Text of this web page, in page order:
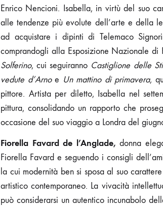
Enrico Nencioni. Isabella, in virtù del suo
alle tendenze più evolute dell’arte e della
ad acquistare i dipinti di Telemaco
comprandogli alla Esposizione Nazionale
Solferino, cui seguiranno Castiglione delle
vedute d’Arnoe Un mattino di primavera,
pittore. Artista per diletto, Isabella nel
pittura, consolidando un rapporto che
occasione del suo viaggio a Londra del
Fiorella Favard de l’Anglade, donna
Fiorella Favard e seguendo i consigli
la cui modernità ben si sposa al suo
artistico contemporaneo. La vivacità
può considerarsi un autentico incunabolo